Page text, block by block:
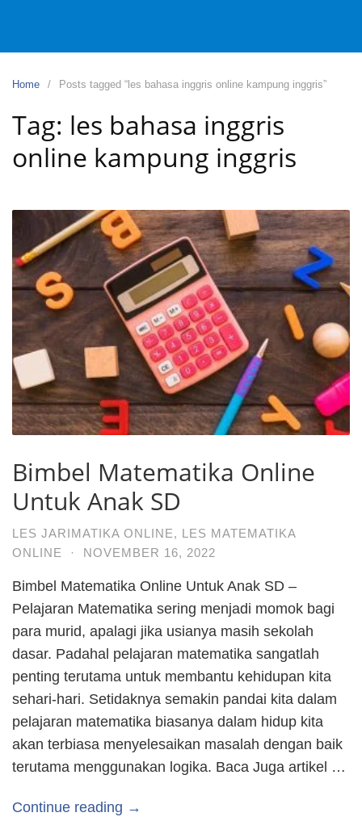
Home Posts tagged “les bahasa inggris online kampung inggris”
Tag: les bahasa inggris
online kampung inggris
Bimbel Matematika Online
Untuk Anak SD
LES JARIMATIKA ONLINE, LES MATEMATIKA
ONLINE
· NOVEMBER 16, 2022
Bimbel Matematika Online Untuk Anak SD –
Pelajaran Matematika sering menjadi momok bagi
para murid, apalagi jika usianya masih sekolah
dasar. Padahal pelajaran matematika sangatlah
penting terutama untuk membantu kehidupan kita
sehari-hari. Setidaknya semakin pandai kita dalam
pelajaran matematika biasanya dalam hidup kita
akan terbiasa menyelesaikan masalah dengan baik
terutama menggunakan logika. Baca Juga artikel …
Continue reading →